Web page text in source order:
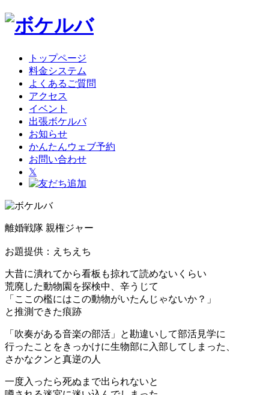
トップページ
料金システム
よくあるご質問
アクセス
イベント
出張ボケルバ
お知らせ
かんたんウェブ予約
お問い合わせ
𝕏
離婚戦隊 親権ジャー
お題提供：えちえち
大昔に潰れてから看板も掠れて読めないくらい
荒廃した動物園を探検中、辛うじて
「ここの檻にはこの動物がいたんじゃないか？」
と推測できた痕跡
「吹奏がある音楽の部活」と勘違いして部活見学に
行ったことをきっかけに生物部に入部してしまった、
さかなクンと真逆の人
一度入ったら死ぬまで出られないと